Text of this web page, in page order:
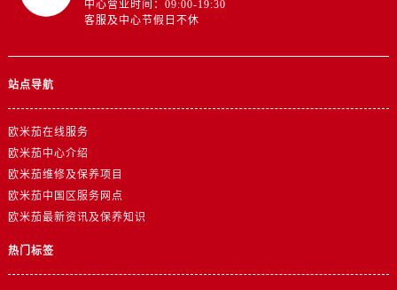
山东省东营市东营区济南路欧米茄售后服务中心（需提前预约）
中心营业时间：09:00-19:30
客服及中心节假日不休
站点导航
欧米茄在线服务
欧米茄中心介绍
欧米茄维修及保养项目
欧米茄中国区服务网点
欧米茄最新资讯及保养知识
热门标签